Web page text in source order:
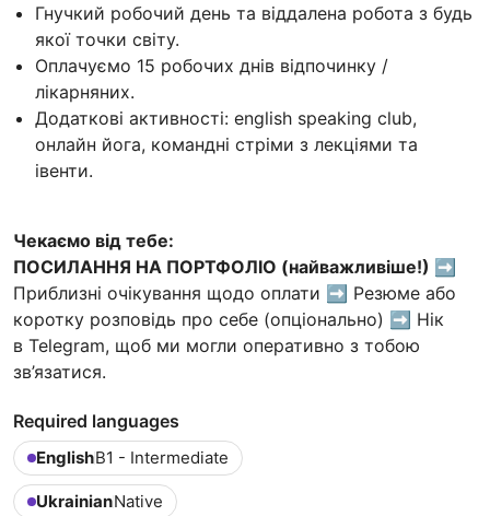
Гнучкий робочий день та віддалена робота з будь
якої точки світу.
Оплачуємо 15 робочих днів відпочинку /
лікарняних.
Додаткові активності: english speaking club,
онлайн йога, командні стріми з лекціями та
івенти.
Чекаємо від тебе:
ПОСИЛАННЯ НА ПОРТФОЛІО (найважливіше!) ➡️
Приблизні очікування щодо оплати ➡️ Резюме або
коротку розповідь про себе (опціонально) ➡️ Нік
в Telegram, щоб ми могли оперативно з тобою
зв’язатися.
Required languages
EnglishB1 - Intermediate
UkrainianNative